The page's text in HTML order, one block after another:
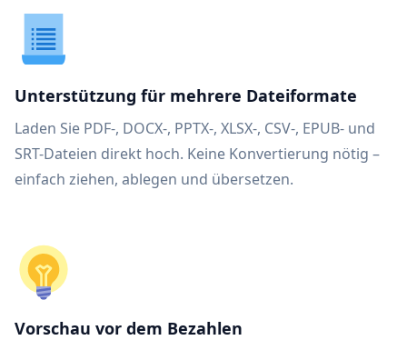
Unterstützung für mehrere Dateiformate
Laden Sie PDF-, DOCX-, PPTX-, XLSX-, CSV-, EPUB- und
SRT-Dateien direkt hoch. Keine Konvertierung nötig –
einfach ziehen, ablegen und übersetzen.
Vorschau vor dem Bezahlen